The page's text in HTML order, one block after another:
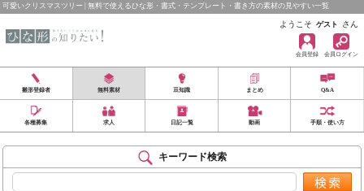
可愛いクリスマスツリー | 無料で使えるひな形・書式・テンプレート・書き方の素材の見やすい一覧
ようこそ ゲスト さん
会員登録 会員ログイン
雛形登録者 無料素材 豆知識 まとめ Q&A
各種募集 求人 日記一覧 動画 手順・使い方
キーワード検索